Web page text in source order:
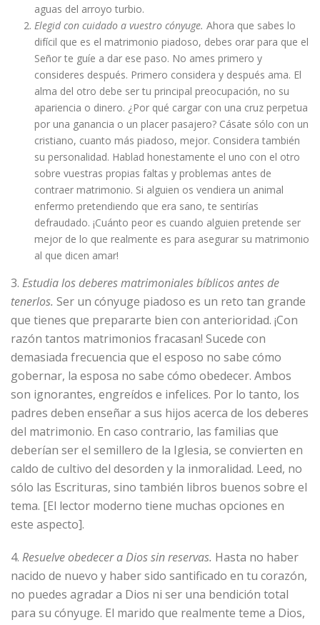
aguas del arroyo turbio.
Elegid con cuidado a vuestro cónyuge. Ahora que sabes lo
difícil que es el matrimonio piadoso, debes orar para que el
Señor te guíe a dar ese paso. No ames primero y
consideres después. Primero considera y después ama. El
alma del otro debe ser tu principal preocupación, no su
apariencia o dinero. ¿Por qué cargar con una cruz perpetua
por una ganancia o un placer pasajero? Cásate sólo con un
cristiano, cuanto más piadoso, mejor. Considera también
su personalidad. Hablad honestamente el uno con el otro
sobre vuestras propias faltas y problemas antes de
contraer matrimonio. Si alguien os vendiera un animal
enfermo pretendiendo que era sano, te sentirías
defraudado. ¡Cuánto peor es cuando alguien pretende ser
mejor de lo que realmente es para asegurar su matrimonio
al que dicen amar!
3. Estudia los deberes matrimoniales bíblicos antes de
tenerlos. Ser un cónyuge piadoso es un reto tan grande
que tienes que prepararte bien con anterioridad. ¡Con
razón tantos matrimonios fracasan! Sucede con
demasiada frecuencia que el esposo no sabe cómo
gobernar, la esposa no sabe cómo obedecer. Ambos
son ignorantes, engreídos e infelices. Por lo tanto, los
padres deben enseñar a sus hijos acerca de los deberes
del matrimonio. En caso contrario, las familias que
deberían ser el semillero de la Iglesia, se convierten en
caldo de cultivo del desorden y la inmoralidad. Leed, no
sólo las Escrituras, sino también libros buenos sobre el
tema. [El lector moderno tiene muchas opciones en
este aspecto].
4. Resuelve obedecer a Dios sin reservas. Hasta no haber
nacido de nuevo y haber sido santificado en tu corazón,
no puedes agradar a Dios ni ser una bendición total
para su cónyuge. El marido que realmente teme a Dios,